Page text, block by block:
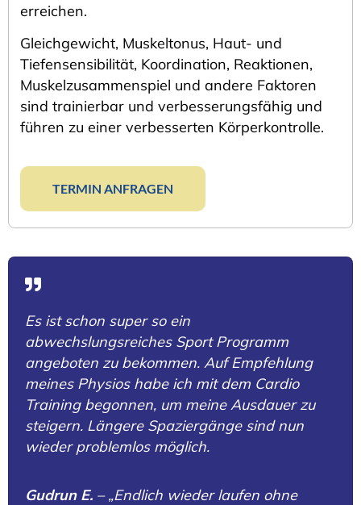
erreichen.
Gleichgewicht, Muskeltonus, Haut- und
Tiefensensibilität, Koordination, Reaktionen,
Muskelzusammenspiel und andere Faktoren
sind trainierbar und verbesserungsfähig und
führen zu einer verbesserten Körperkontrolle.
TERMIN ANFRAGEN
Es ist schon super so ein
abwechslungsreiches Sport Programm
angeboten zu bekommen. Auf Empfehlung
meines Physios habe ich mit dem Cardio
Training begonnen, um meine Ausdauer zu
steigern. Längere Spaziergänge sind nun
wieder problemlos möglich.
Gudrun E. – „Endlich wieder laufen ohne